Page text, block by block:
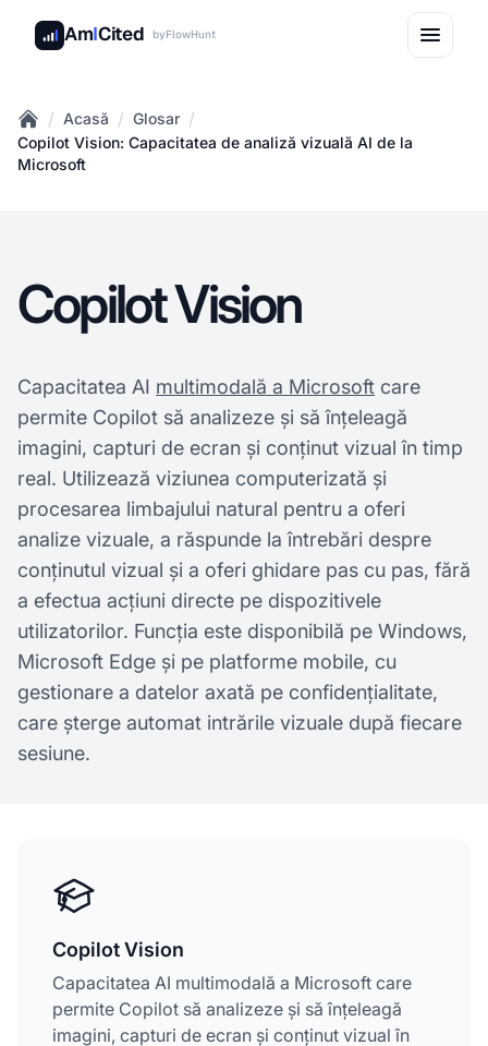
AmICited byFlowHunt
Home
/ Acasă / Glosar /
Copilot Vision: Capacitatea de analiză vizuală AI de la
Microsoft
Copilot Vision
Capacitatea AI multimodală a Microsoft care
permite Copilot să analizeze și să înțeleagă
imagini, capturi de ecran și conținut vizual în timp
real. Utilizează viziunea computerizată și
procesarea limbajului natural pentru a oferi
analize vizuale, a răspunde la întrebări despre
conținutul vizual și a oferi ghidare pas cu pas, fără
a efectua acțiuni directe pe dispozitivele
utilizatorilor. Funcția este disponibilă pe Windows,
Microsoft Edge și pe platforme mobile, cu
gestionare a datelor axată pe confidențialitate,
care șterge automat intrările vizuale după fiecare
sesiune.
Copilot Vision
Capacitatea AI multimodală a Microsoft care
permite Copilot să analizeze și să înțeleagă
imagini, capturi de ecran și conținut vizual în